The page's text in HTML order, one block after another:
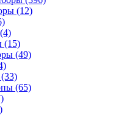
(12)
(4)
(15)
(49)
(33)
(65)